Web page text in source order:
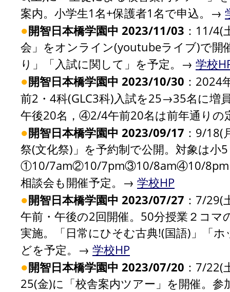
案内。小学生1名+保護者1名で申込。→
●開智日本橋学園中 2023/11/03 ：11/4(
会」をオンライン(youtubeライブ)で開
り」「入試に関して」を予定。→ 学校
●開智日本橋学園中 2023/10/30 ：2024
前2・4科(GLC3科)入試を25→35名に
午後20名，④2/4午前20名は前年通り
●開智日本橋学園中 2023/09/17 ：9/18(
祭(文化祭)」を予約制で公開。対象は小
①10/7am②10/7pm③10/8am④10/8pm
相談会も開催予定。→ 学校HP
●開智日本橋学園中 2023/07/27 ：7/29(
午前・午後の2回開催。50分授業２コマ
実施。「日常にひそむ古典!(国語)」「
どを予定。→ 学校HP
●開智日本橋学園中 2023/07/20 ：7/22(
25(金)に「校舎案内ツアー」を開催。